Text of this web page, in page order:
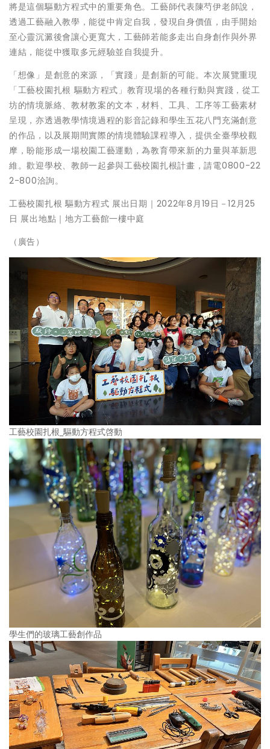
將是這個驅動方程式中的重要角色。工藝師代表陳芍伊老師說，
透過工藝融入教學，能從中肯定自我，發現自身價值，由手開始
至心靈沉澱後會讓心更寬大，工藝師若能多走出自身創作與外界
連結，能從中獲取多元經驗並自我提升。
「想像」是創意的來源，「實踐」是創新的可能。本次展覽重現
「工藝校園扎根 驅動方程式」教育現場的各種行動與實踐，從工
坊的情境脈絡、教材教案的文本，材料、工具、工序等工藝素材
呈現，亦透過教學情境過程的影音記錄和學生五花八門充滿創意
的作品，以及展期間實際的情境體驗課程導入，提供全臺學校觀
摩，盼能形成一場校園工藝運動，為教育帶來新的力量與革新思
維。歡迎學校、教師一起參與工藝校園扎根計畫，請電0800-22
2-800洽詢。
工藝校園扎根 驅動方程式 展出日期｜2022年8月19日－12月25
日 展出地點｜地方工藝館一樓中庭
（廣告）
工藝校園扎根_驅動方程式啓動
學生們的玻璃工藝創作品